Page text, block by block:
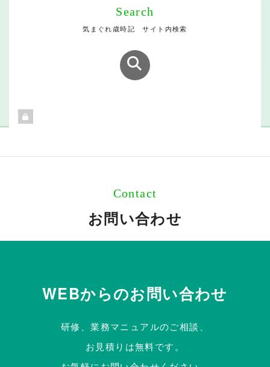
Search
気まぐれ歳時記 サイト内検索
Contact
お問い合わせ
WEBからのお問い合わせ
研修、業務マニュアルのご相談、
お見積りは無料です。